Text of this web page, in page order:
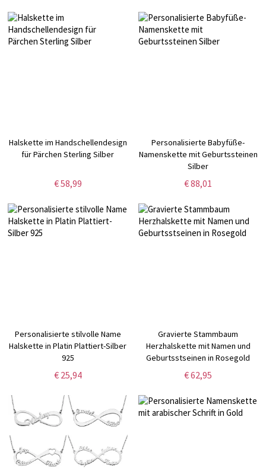
Halskette im Handschellendesign
für Pärchen Sterling Silber
€ 58,99
Personalisierte Babyfüße-
Namenskette mit Geburtssteinen
Silber
€ 88,01
Personalisierte stilvolle Name
Halskette in Platin Plattiert-Silber
925
€ 25,94
Gravierte Stammbaum
Herzhalskette mit Namen und
Geburtsstseinen in Rosegold
€ 62,95